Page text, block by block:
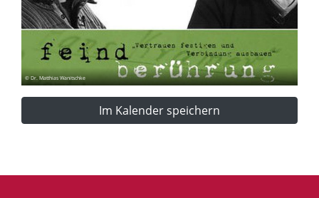
© Dr. Matthias Wanitschke
Im Kalender speichern